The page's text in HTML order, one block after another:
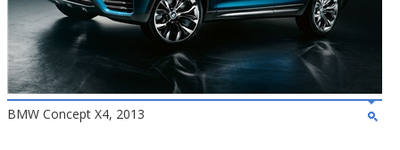
BMW Concept X4, 2013